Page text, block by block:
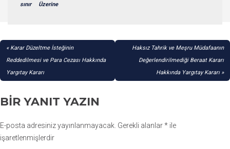
sınır Üzerine
YAZI
GEZINMESI
Karar Düzeltme İsteğinin
Reddedilmesi ve Para Cezası Hakkında
Yargıtay Kararı
Haksız Tahrik ve Meşru Müdafaanın
Değerlendirilmediği Beraat Kararı
Hakkında Yargıtay Kararı
BIR YANIT YAZIN
E-posta adresiniz yayınlanmayacak. Gerekli alanlar* ile
işaretlenmişlerdir